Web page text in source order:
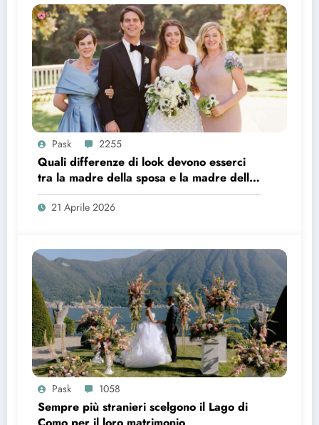
Pask 2255
Quali differenze di look devono esserci
tra la madre della sposa e la madre dello
sposo?
21 Aprile 2026
Pask 1058
Sempre più stranieri scelgono il Lago di